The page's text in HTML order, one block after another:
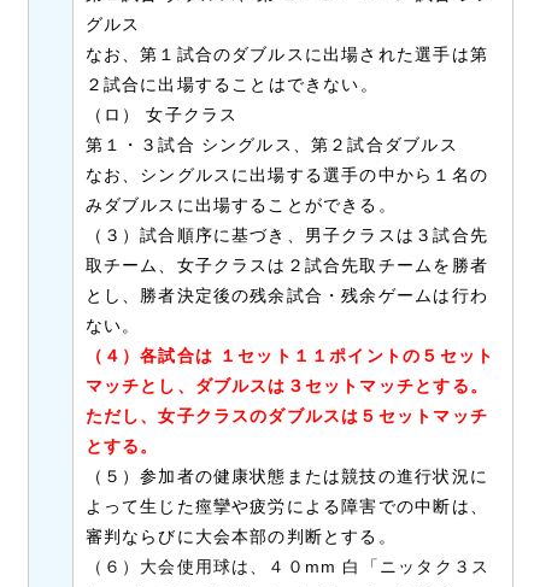
グルス
なお、第１試合のダブルスに出場された選手は第
２ 試合に出場することはできない。
（ロ） 女子クラス
第１・３試合 シングルス、第２試合ダブルス
なお、シングルスに出場する選手の中から１ 名の
みダブルスに出場することができる。
（３）試合順序に基づき、男子クラスは３試合先
取チーム、女子クラスは２試合先取チームを勝者
とし、勝者決定後の残余試合・残余ゲームは行わ
ない。
（４）各試合は １セット１１ポイントの５セット
マッチとし、ダブルスは３セットマッチとする。
ただし、女子クラスのダブルスは５セットマッチ
とする。
（５）参加者の健康状態または競技の進行状況に
よって生じた痙攣や疲労による障害での中断は、
審判ならびに大会本部の判断とする。
（６）大会使用球は、４０mm 白「ニッタク３ス